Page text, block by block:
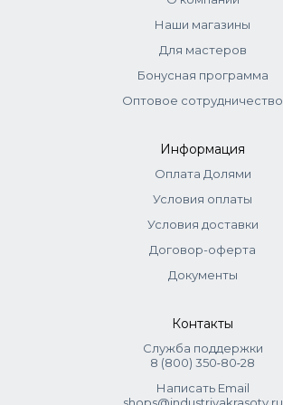
Наши магазины
Для мастеров
Бонусная программа
Оптовое сотрудничество
Информация
Оплата Долями
Условия оплаты
Условия доставки
Договор-оферта
Документы
Контакты
Служба поддержки
8 (800) 350‑80‑28
Написать Email